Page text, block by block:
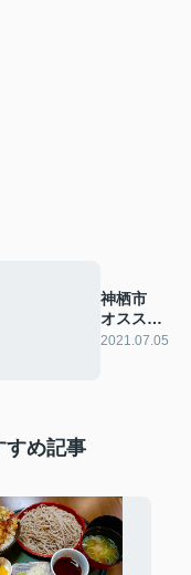
神栖市
オススメ
のお店
2021.07.05
め記事